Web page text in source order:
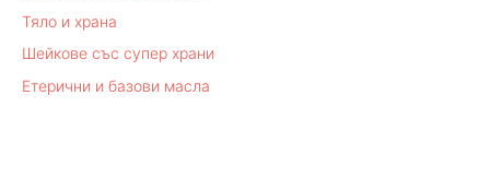
Тяло и храна
Шейкове със супер храни
Етерични и базови масла